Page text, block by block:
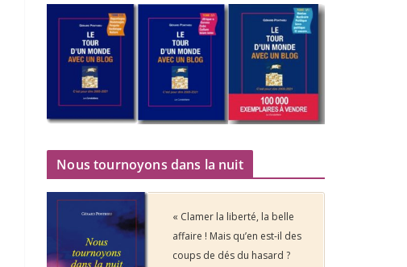
Nous tournoyons dans la nuit
« Clamer la liberté, la belle
affaire ! Mais qu’en est-il des
coups de dés du hasard ?